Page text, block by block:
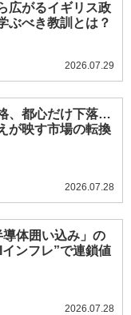
広がるイギリス政
ぶべき教訓とは？
2026.07.29
、都心だけ下落…
が映す市場の転換
2026.07.28
体囲い込み」の
ンフレ”で連鎖値
2026.07.28